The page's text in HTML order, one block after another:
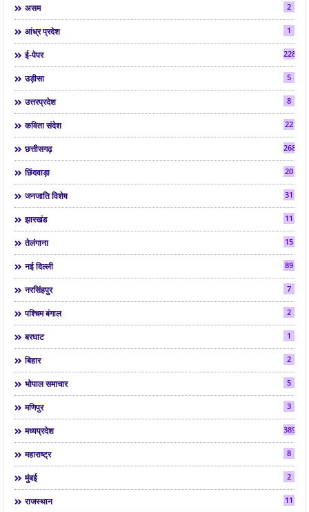
असम 2
आंध्र प्रदेश 1
ई-पेपर 2286
उड़ीसा 5
उत्तरप्रदेश 8
कविता संदेश 22
छत्तीसगढ़ 268
छिंदवाड़ा 20
जनजाति विशेष 31
झारखंड 11
तेलंगाना 15
नई दिल्ली 89
नरसिंहपुर 7
पश्चिम बंगाल 2
बरघाट 1
बिहार 2
भोपाल समाचार 5
मणिपुर 3
मध्यप्रदेश 3892
महाराष्ट्र 8
मुंबई 2
राजस्थान 11